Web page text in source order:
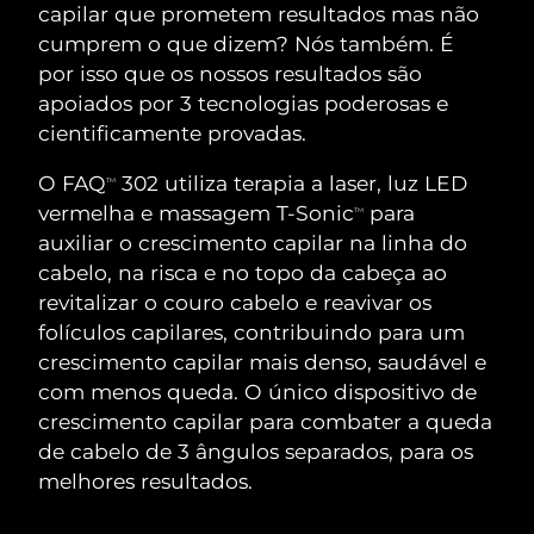
capilar que prometem resultados mas não
cumprem o que dizem? Nós também. É
por isso que os nossos resultados são
apoiados por 3 tecnologias poderosas e
cientificamente provadas.
O FAQTM
302 utiliza terapia a laser, luz LED
vermelha e massagem T-SonicTM
para
auxiliar o crescimento capilar na linha do
cabelo, na risca e no topo da cabeça ao
revitalizar o couro cabelo e reavivar os
folículos capilares, contribuindo para um
crescimento capilar mais denso, saudável e
com menos queda. O único dispositivo de
crescimento capilar para combater a queda
de cabelo de 3 ângulos separados, para os
melhores resultados.
Limpeza facial
LUNA™ 4 kit
Anti-aging massage
LUNA™ 4 Plus
Massage, LED heating
LUNA™ 4 Men
For men, anti-aging massage
Lifting facial
BEAR™ 2 kit
Microcurrent toning
BEAR™ 2 go
Microcurrent toning on-the-go
BEAR™ 2 eyes & lips
Microcurrent line smoothing device
Hidratação
UFO™ 3 kit
Deep facial hydration
UFO™ 3 LED
Near-infrared and red light therapy
device
Cuidado oral
issa™ 4
Hybrid silicone sonic toothbrush
issa™ 4 plus
Smart hybrid silicone sonic toothbrush
TRATAMENTO ANTIENVELHECIMENTO
FAQ™
NEW
Áustria Entrega prevista 8/12/26
Barein Entrega prevista
Bermudas Entrega prevista
Bósnia e
Herzegovina
Entrega prevista8/15/26
Brunei Entrega prevista8/17/26
Bulgária Entrega prevista8/12/26
Canadá Entrega prevista8/16/26